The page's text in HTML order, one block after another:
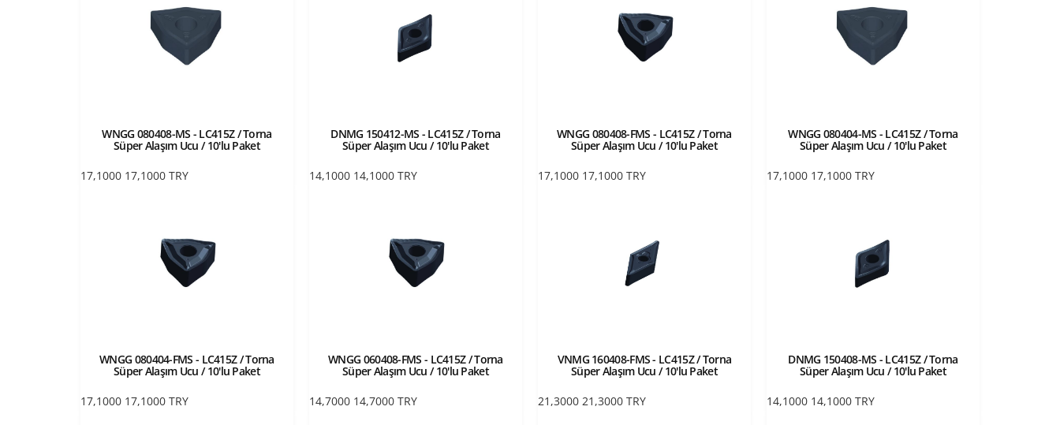
WNGG 080408-MS - LC415Z / Torna
Süper Alaşım Ucu / 10'lu Paket
17,1000 17,1000 TRY
DNMG 150412-MS - LC415Z / Torna
Süper Alaşım Ucu / 10'lu Paket
14,1000 14,1000 TRY
WNGG 080408-FMS - LC415Z / Torna
Süper Alaşım Ucu / 10'lu Paket
17,1000 17,1000 TRY
WNGG 080404-MS - LC415Z / Torna
Süper Alaşım Ucu / 10'lu Paket
17,1000 17,1000 TRY
WNGG 080404-FMS - LC415Z / Torna
Süper Alaşım Ucu / 10'lu Paket
17,1000 17,1000 TRY
WNGG 060408-FMS - LC415Z / Torna
Süper Alaşım Ucu / 10'lu Paket
14,7000 14,7000 TRY
VNMG 160408-FMS - LC415Z / Torna
Süper Alaşım Ucu / 10'lu Paket
21,3000 21,3000 TRY
DNMG 150408-MS - LC415Z / Torna
Süper Alaşım Ucu / 10'lu Paket
14,1000 14,1000 TRY